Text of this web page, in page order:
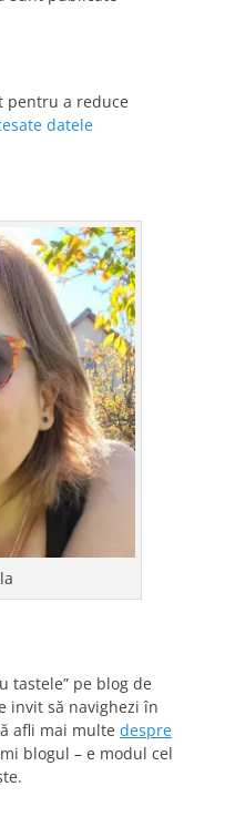
pentru a reduce
datele
tastele” pe blog de
invit să navighezi în
afli mai multe despre
blogul – e modul cel